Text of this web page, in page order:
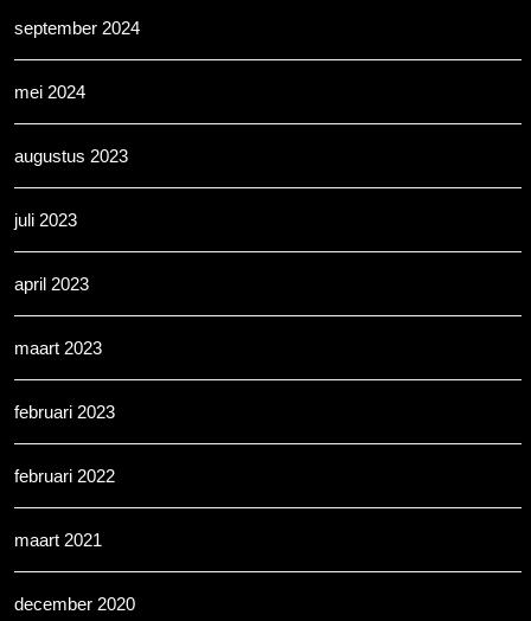
september 2024
mei 2024
augustus 2023
juli 2023
april 2023
maart 2023
februari 2023
februari 2022
maart 2021
december 2020